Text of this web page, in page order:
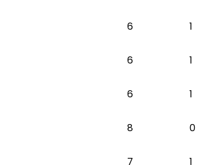
6 1
6 1
6 1
8 0
7 1